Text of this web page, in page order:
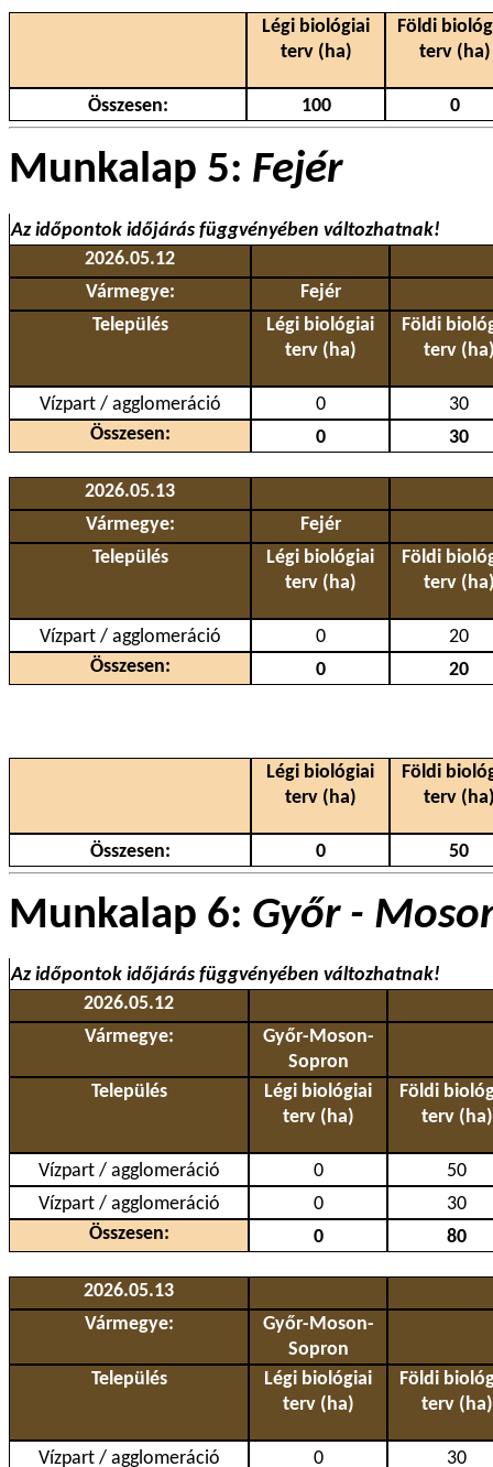
Légi biológiai
terv (ha)
Földi
terv (ha)
Összesen: 100 0
Munkalap 5: Fejér
Az időpontok időjárás függvényében változhatnak!
2026.05.12
Vármegye:
Fejér
Település
Légi biológiai
terv (ha)
Földi
terv
Vízpart / agglomeráció 0
30
Összesen:
0 30
2026.05.13
Vármegye:
Fejér
Település
Légi biológiai
terv (ha)
Földi
terv
Vízpart / agglomeráció 0
20
Összesen:
0 20
Légi biológiai
terv (ha)
Földi
terv
Összesen: 0 50
Munkalap 6: Győr -
Az időpontok időjárás függvényében változhatnak!
2026.05.12
Vármegye:
Győr-Moson-
Sopron
Település
Légi biológiai
terv (ha)
Földi
terv (ha)
Vízpart / agglomeráció 0
50
Vízpart / agglomeráció
0
30
Összesen:
0 80
2026.05.13
Vármegye:
Győr-Moson-
Sopron
Település
Légi biológiai
terv (ha)
Földi
terv (ha)
Vízpart / agglomeráció 0 30